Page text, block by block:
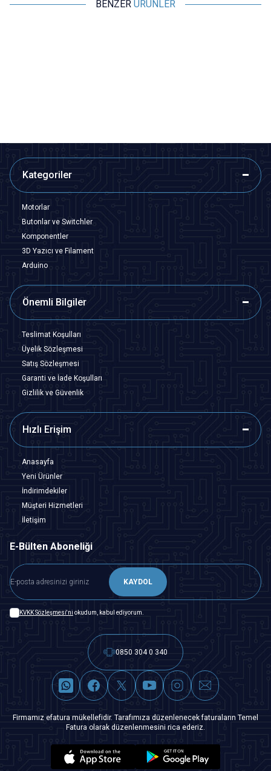
BENZER ÜRÜNLER
Kategoriler
Motorlar
Butonlar ve Switchler
Komponentler
3D Yazıcı ve Filament
Arduino
Önemli Bilgiler
Teslimat Koşulları
Üyelik Sözleşmesi
Satış Sözleşmesi
Garanti ve İade Koşulları
Gizlilik ve Güvenlik
Hızlı Erişim
Anasayfa
Yeni Ürünler
İndirimdekiler
Müşteri Hizmetleri
İletişim
E-Bülten Aboneliği
KAYDOL
KVKK Sözleşmesi'ni okudum, kabul ediyorum.
0850 304 0 340
Firmamız efatura mükellefidir. Tarafımıza düzenlenecek faturaların Temel
Fatura olarak düzenlenmesini rica ederiz.